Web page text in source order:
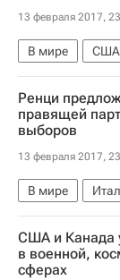
13 февраля 2017,
В мире США
Ренци
правящей
выборов
13 февраля 2017,
В мире
США и Канада
в военной,
сферах